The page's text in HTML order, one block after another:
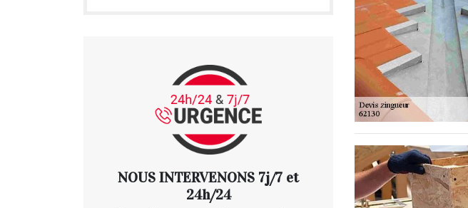
NOUS INTERVENONS 7j/7 et
24h/24